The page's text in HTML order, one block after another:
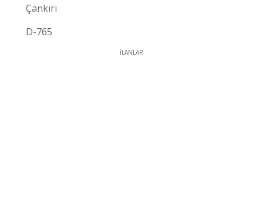
Çankırı
D-765
İLANLAR